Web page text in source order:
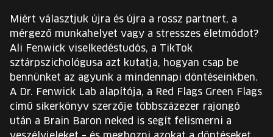
EN
Change
language:
EN
Miért választjuk újra és újra a rossz partnert, a
mérgező munkahelyet vagy a stresszes életmódot?
Ali Fenwick viselkedéstudós, a TikTok
sztárpszichológusa azt kutatja, hogyan csap be
bennünket az agyunk a mindennapi döntéseinkben.
A Dr. Fenwick Lab alapítója, a Red Flags Green Flags
című sikerkönyv szerzője többszázezer rajongó
után a Brain Baron neked is segít felismerni a